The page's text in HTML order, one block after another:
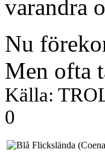
varandra
Nu
Men ofta
Källa:
0